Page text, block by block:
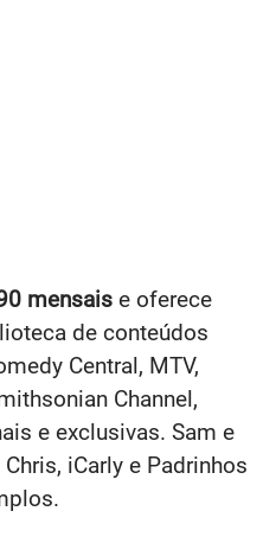
mensais e oferece
de conteúdos
Central, MTV,
Channel,
e exclusivas. Sam e
iCarly e Padrinhos